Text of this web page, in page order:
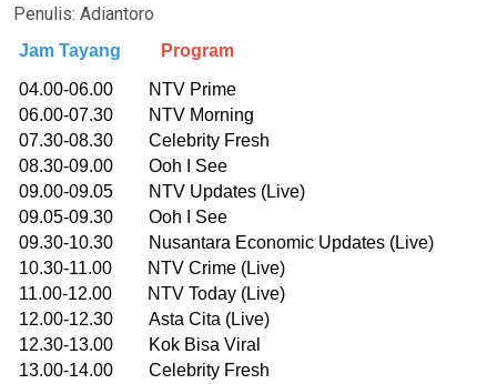
Penulis: Adiantoro
Jam Tayang Program
04.00-06.00 NTV Prime
06.00-07.30 NTV Morning
07.30-08.30 Celebrity Fresh
08.30-09.00 Ooh I See
09.00-09.05 NTV Updates (Live)
09.05-09.30 Ooh I See
09.30-10.30 Nusantara Economic Updates (Live)
10.30-11.00 NTV Crime (Live)
11.00-12.00 NTV Today (Live)
12.00-12.30 Asta Cita (Live)
12.30-13.00 Kok Bisa Viral
13.00-14.00 Celebrity Fresh